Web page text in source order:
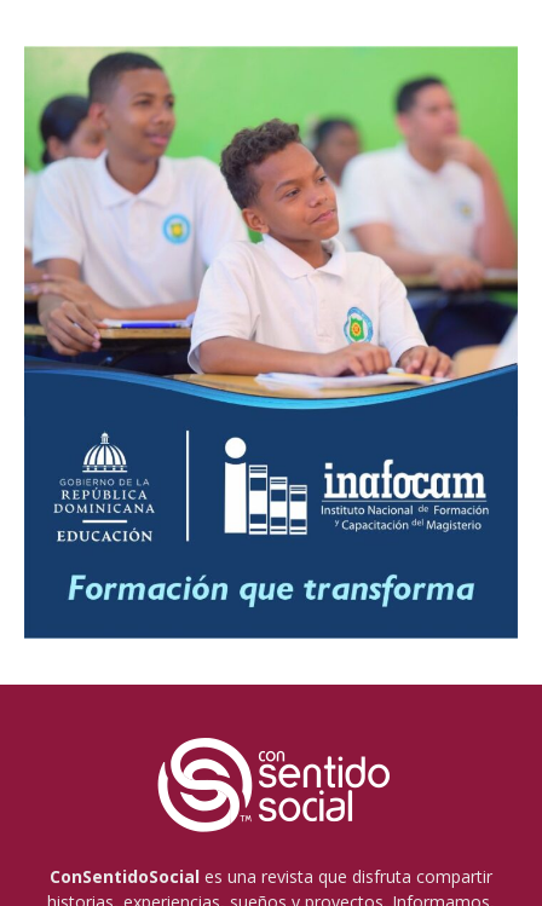
ConSentidoSocial es una revista que disfruta compartir
historias, experiencias, sueños y proyectos. Informamos,